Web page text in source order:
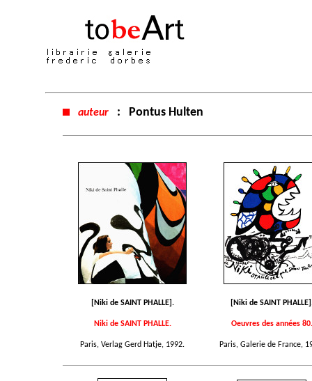
auteur : Pontus Hulten
[Niki de SAINT PHALLE].
Niki de SAINT PHALLE.
Paris, Verlag Gerd Hatje, 1992.
[Niki de SAINT
Oeuvres des années 80.
Paris, Galerie de France,